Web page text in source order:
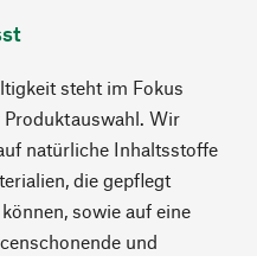
steht im Fokus
Produktauswahl. Wir
natürliche Inhaltsstoffe
die gepflegt
sowie auf eine
und